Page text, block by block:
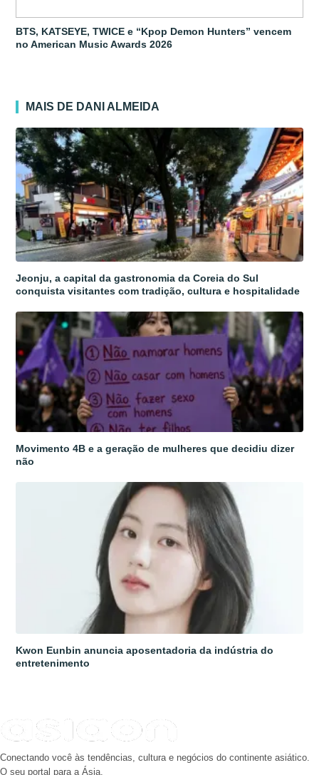
BTS, KATSEYE, TWICE e “Kpop Demon Hunters” vencem
no American Music Awards 2026
MAIS DE DANI ALMEIDA
Jeonju, a capital da gastronomia da Coreia do Sul
conquista visitantes com tradição, cultura e hospitalidade
Movimento 4B e a geração de mulheres que decidiu dizer
não
Kwon Eunbin anuncia aposentadoria da indústria do
entretenimento
Conectando você às tendências, cultura e negócios do continente asiático.
O seu portal para a Ásia.